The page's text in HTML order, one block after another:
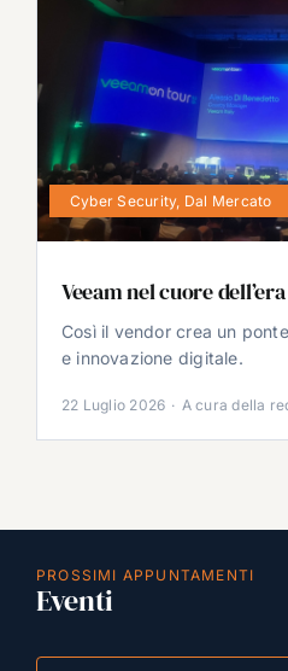
Cyber Security, Dal Mercato
Veeam nel cuore
Così il vendor crea un
e innovazione digitale.
22 Luglio 2026 · A cura della
PROSSIMI APPUNTAMENTI
Eventi